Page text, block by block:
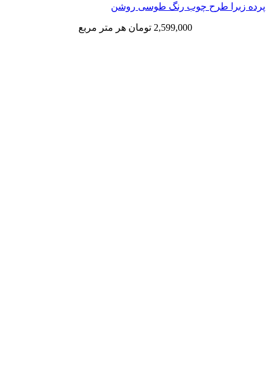
طرح چوب رنگ طوسی روشن
تومانهر متر مربع